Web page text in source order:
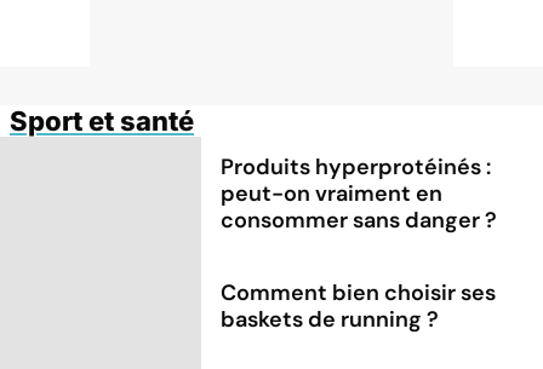
Sport et santé
Produits hyperprotéinés :
peut-on vraiment en
consommer sans danger ?
Comment bien choisir ses
baskets de running ?